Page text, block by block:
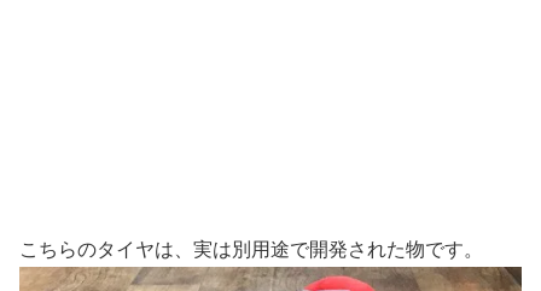
こちらのタイヤは、実は別用途で開発された物です。